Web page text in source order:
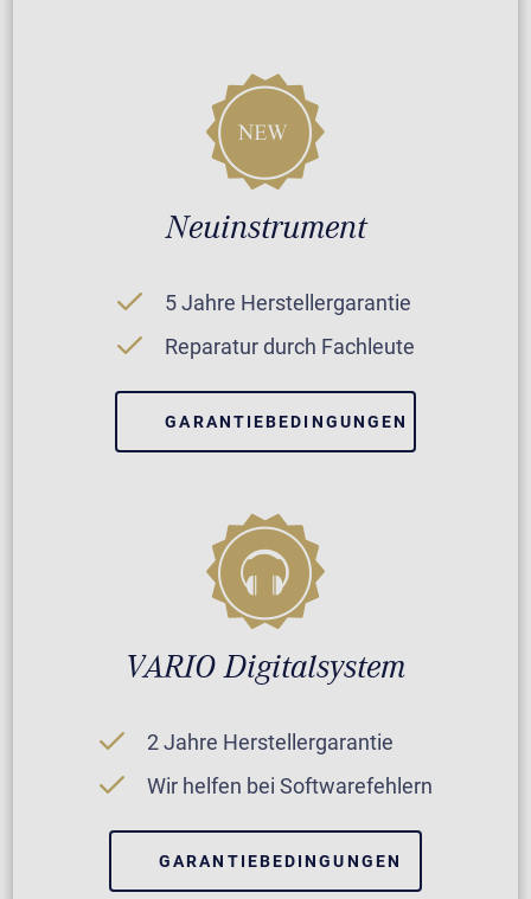
Neuinstrument
5 Jahre Herstellergarantie
Reparatur durch Fachleute
GARANTIEBEDINGUNGEN
VARIO Digitalsystem
2 Jahre Herstellergarantie
Wir helfen bei Softwarefehlern
GARANTIEBEDINGUNGEN